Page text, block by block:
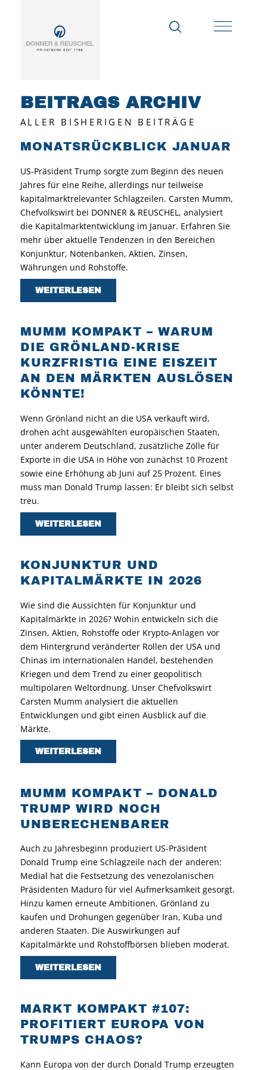
BEITRAGS ARCHIV
ALLER BISHERIGEN BEITRÄGE
MONATSRÜCKBLICK JANUAR
US-Präsident Trump sorgte zum Beginn des neuen
Jahres für eine Reihe, allerdings nur teilweise
kapitalmarktrelevanter Schlagzeilen. Carsten Mumm,
Chefvolkswirt bei DONNER & REUSCHEL, analysiert
die Kapitalmarktentwicklung im Januar. Erfahren Sie
mehr über aktuelle Tendenzen in den Bereichen
Konjunktur, Notenbanken, Aktien, Zinsen,
Währungen und Rohstoffe.
WEITERLESEN
MUMM KOMPAKT – WARUM
DIE GRÖNLAND-KRISE
KURZFRISTIG EINE EISZEIT
AN DEN MÄRKTEN AUSLÖSEN
KÖNNTE!
Wenn Grönland nicht an die USA verkauft wird,
drohen acht ausgewählten europäischen Staaten,
unter anderem Deutschland, zusätzliche Zölle für
Exporte in die USA in Höhe von zunächst 10 Prozent
sowie eine Erhöhung ab Juni auf 25 Prozent. Eines
muss man Donald Trump lassen: Er bleibt sich selbst
treu.
WEITERLESEN
KONJUNKTUR UND
KAPITALMÄRKTE IN 2026
Wie sind die Aussichten für Konjunktur und
Kapitalmärkte in 2026? Wohin entwickeln sich die
Zinsen, Aktien, Rohstoffe oder Krypto-Anlagen vor
dem Hintergrund veränderter Rollen der USA und
Chinas im internationalen Handel, bestehenden
Kriegen und dem Trend zu einer geopolitisch
multipolaren Weltordnung. Unser Chefvolkswirt
Carsten Mumm analysiert die aktuellen
Entwicklungen und gibt einen Ausblick auf die
Märkte.
WEITERLESEN
MUMM KOMPAKT – DONALD
TRUMP WIRD NOCH
UNBERECHENBARER
Auch zu Jahresbeginn produziert US-Präsident
Donald Trump eine Schlagzeile nach der anderen:
Medial hat die Festsetzung des venezolanischen
Präsidenten Maduro für viel Aufmerksamkeit gesorgt.
Hinzu kamen erneute Ambitionen, Grönland zu
kaufen und Drohungen gegenüber Iran, Kuba und
anderen Staaten. Die Auswirkungen auf
Kapitalmärkte und Rohstoffbörsen blieben moderat.
WEITERLESEN
MARKT KOMPAKT #107:
PROFITIERT EUROPA VON
TRUMPS CHAOS?
Kann Europa von der durch Donald Trump erzeugten